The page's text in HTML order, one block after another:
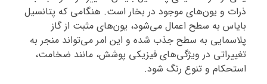
ذرات و یون‌های موجود در بخار است. هنگامی که پتانسیل
بایاس به سطح اعمال می‌شود، یون‌های مثبت از گاز
پلاسمایی به سطح جذب شده و این امر می‌تواند منجر به
تغییراتی در ویژگی‌های فیزیکی پوشش، مانند ضخامت،
استحکام و تنوع رنگ شود.